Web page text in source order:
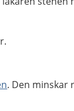
. Den minskar